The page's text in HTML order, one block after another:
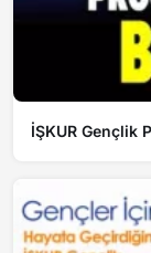
İŞKUR Gençlik